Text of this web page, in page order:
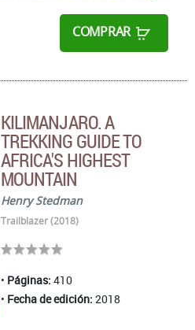
COMPRAR
KILIMANJARO. A
TREKKING GUIDE TO
AFRICA'S HIGHEST
MOUNTAIN
Henry Stedman
Trailblazer (2018)
Páginas: 410
Fecha de edición: 2018